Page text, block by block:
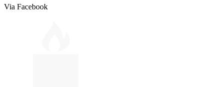
Via Facebook